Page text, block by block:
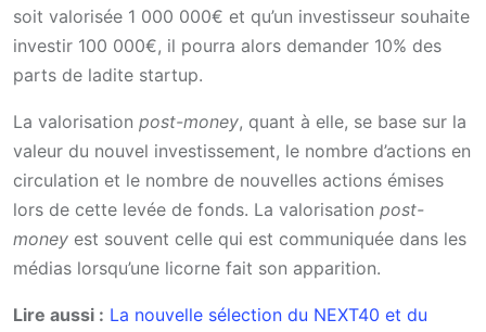
soit valorisée 1 000 000€ et qu’un investisseur souhaite
investir 100 000€, il pourra alors demander 10% des
parts de ladite startup.
La valorisation post-money, quant à elle, se base sur la
valeur du nouvel investissement, le nombre d’actions en
circulation et le nombre de nouvelles actions émises
lors de cette levée de fonds. La valorisation post-
money est souvent celle qui est communiquée dans les
médias lorsqu’une licorne fait son apparition.
Lire aussi : La nouvelle sélection du NEXT40 et du